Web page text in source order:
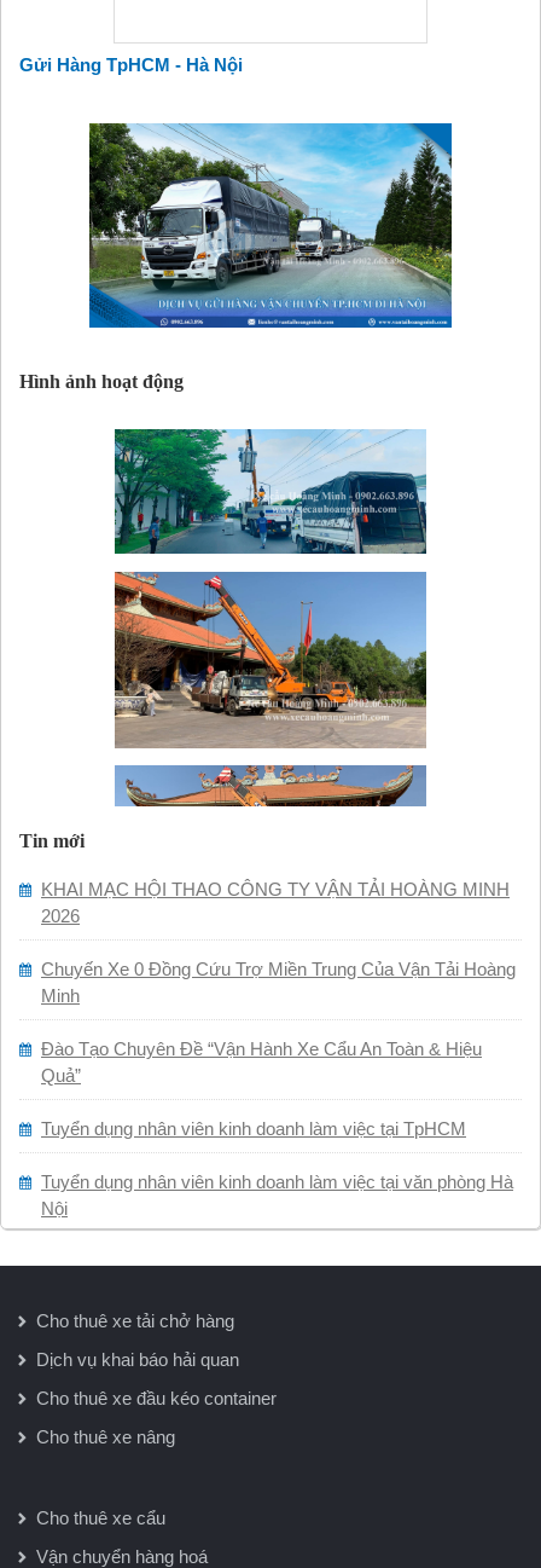
Gửi Hàng TpHCM - Hà Nội
Hình ảnh hoạt động
Tin mới
KHAI MẠC HỘI THAO CÔNG TY VẬN TẢI HOÀNG MINH
2026
Chuyến Xe 0 Đồng Cứu Trợ Miền Trung Của Vận Tải Hoàng
Minh
Đào Tạo Chuyên Đề “Vận Hành Xe Cẩu An Toàn & Hiệu
Quả”
Tuyển dụng nhân viên kinh doanh làm việc tại TpHCM
Tuyển dụng nhân viên kinh doanh làm việc tại văn phòng Hà
Nội
Cho thuê xe tải chở hàng
Dịch vụ khai báo hải quan
Cho thuê xe đầu kéo container
Cho thuê xe nâng
Cho thuê xe cẩu
Vận chuyển hàng hoá